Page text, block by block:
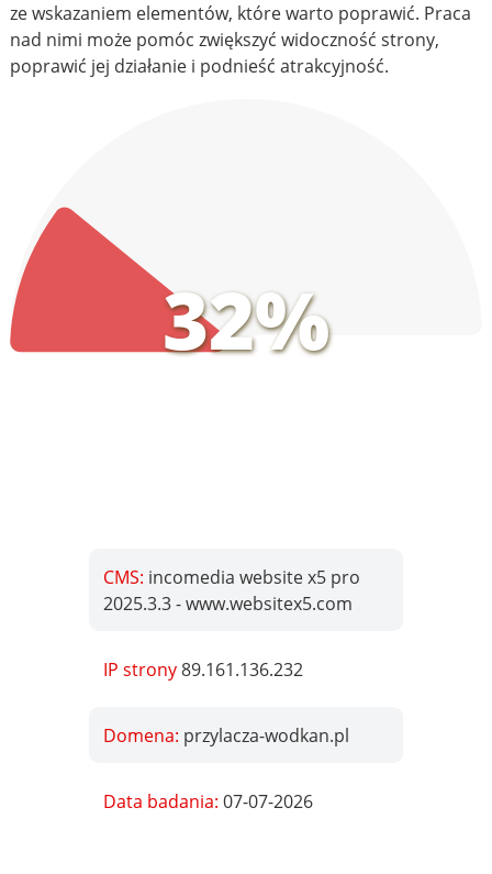
ze wskazaniem elementów, które warto poprawić. Praca
nad nimi może pomóc zwiększyć widoczność strony,
poprawić jej działanie i podnieść atrakcyjność.
32%
CMS: incomedia website x5 pro
2025.3.3 - www.websitex5.com
IP strony89.161.136.232
Domena: przylacza-wodkan.pl
Data badania:07-07-2026